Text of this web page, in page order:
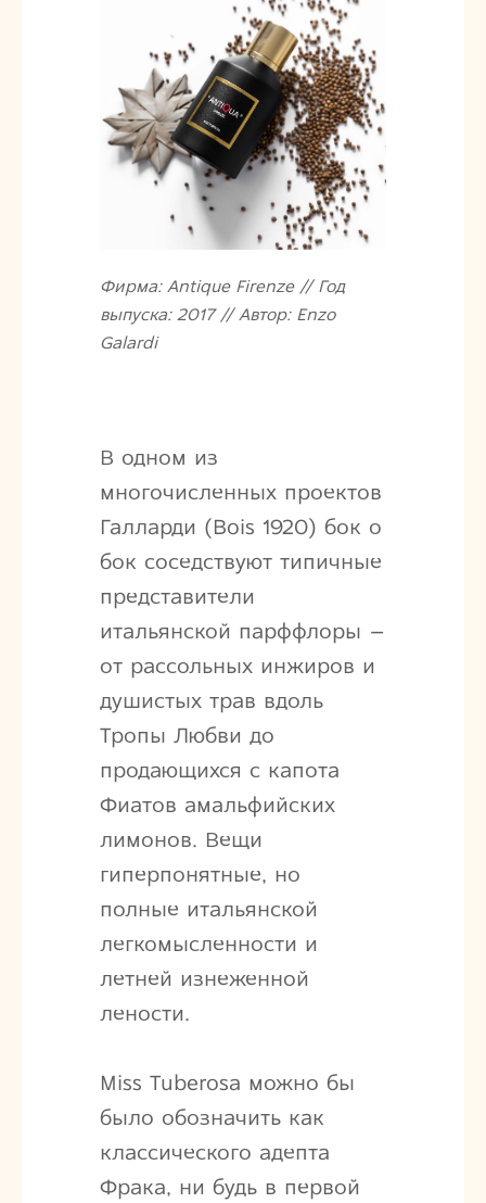
Фирма: Antique Firenze // Год
выпуска: 2017 // Автор: Enzo
Galardi
В одном из
многочисленных проектов
Галларди (Bois 1920) бок о
бок соседствуют типичные
представители
итальянской парффлоры –
от рассольных инжиров и
душистых трав вдоль
Тропы Любви до
продающихся с капота
Фиатов амальфийских
лимонов. Вещи
гиперпонятные, но
полные итальянской
легкомысленности и
летней изнеженной
лености.
Miss Tuberosa можно бы
было обозначить как
классического адепта
Фрака, ни будь в первой